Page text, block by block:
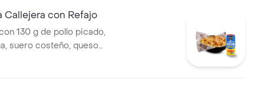
Callejera con Refajo
130 g de pollo picado,
suero costeño, queso
BBQ, salsa Corral, salsa